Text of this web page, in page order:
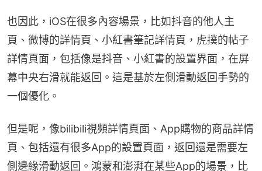
也因此，iOS在很多內容場景，比如抖音的他人主
頁、微博的詳情頁、小紅書筆記詳情頁，虎撲的帖子
詳情頁面，包括像是抖音、小紅書的設置界面，在屏
幕中央右滑就能返回。這是基於左側滑動返回手勢的
一個優化。
但是呢，像bilibili視頻詳情頁面、App購物的商品詳情
頁、包括還有很多App的設置頁面，返回還是需要左
側邊緣滑動返回。鴻蒙和澎湃在某些App的場景，比